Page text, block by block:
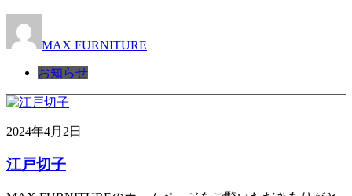
MAX FURNITURE
お知らせ
2024年4月2日
江戸切子